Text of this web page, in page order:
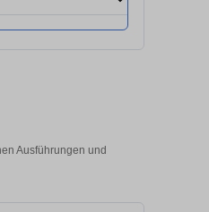
Ausführungen und